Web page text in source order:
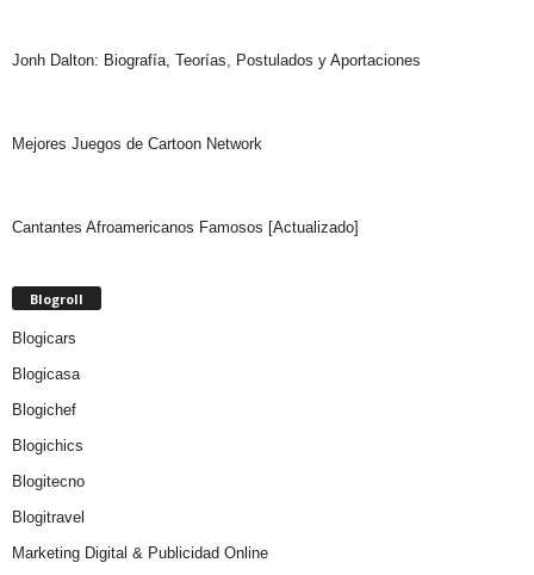
Jonh Dalton: Biografía, Teorías, Postulados y Aportaciones
Mejores Juegos de Cartoon Network
Cantantes Afroamericanos Famosos [Actualizado]
Blogroll
Blogicars
Blogicasa
Blogichef
Blogichics
Blogitecno
Blogitravel
Marketing Digital & Publicidad Online